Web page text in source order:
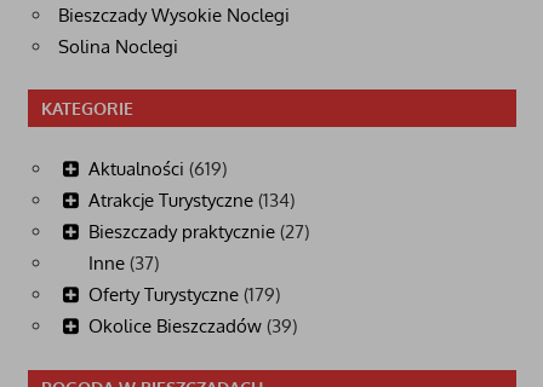
Bieszczady Wysokie Noclegi
Solina Noclegi
KATEGORIE
Aktualności (619)
Atrakcje Turystyczne (134)
Bieszczady praktycznie (27)
Inne (37)
Oferty Turystyczne (179)
Okolice Bieszczadów (39)